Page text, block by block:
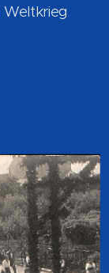
Weltkrieg